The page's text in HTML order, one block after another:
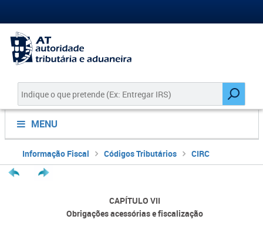
MENU
Informação Fiscal Códigos Tributários CIRC
CAPÍTULO VII
Obrigações acessórias e fiscalização